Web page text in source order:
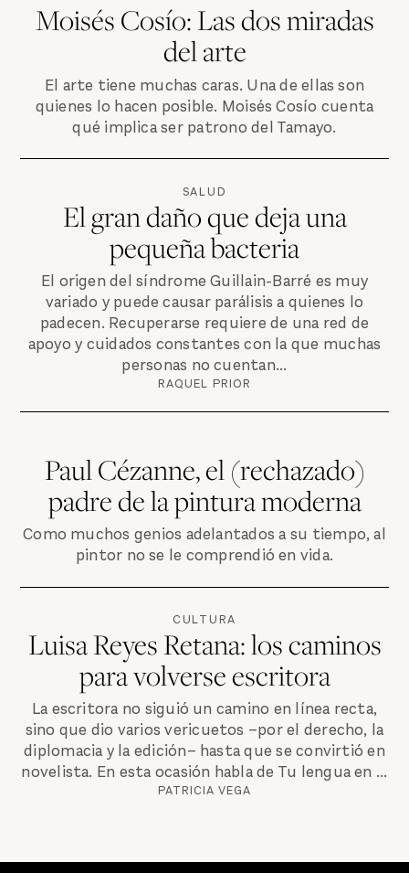
Moisés Cosío: Las dos miradas
del arte
El arte tiene muchas caras. Una de ellas son
quienes lo hacen posible. Moisés Cosío cuenta
qué implica ser patrono del Tamayo.
SALUD
El gran daño que deja una
pequeña bacteria
El origen del síndrome Guillain-Barré es muy
variado y puede causar parálisis a quienes lo
padecen. Recuperarse requiere de una red de
apoyo y cuidados constantes con la que muchas
personas no cuentan...
RAQUEL PRIOR
Paul Cézanne, el (rechazado)
padre de la pintura moderna
Como muchos genios adelantados a su tiempo, al
pintor no se le comprendió en vida.
CULTURA
Luisa Reyes Retana: los caminos
para volverse escritora
La escritora no siguió un camino en línea recta,
sino que dio varios vericuetos –por el derecho, la
diplomacia y la edición– hasta que se convirtió en
novelista. En esta ocasión habla de Tu lengua en ...
PATRICIA VEGA